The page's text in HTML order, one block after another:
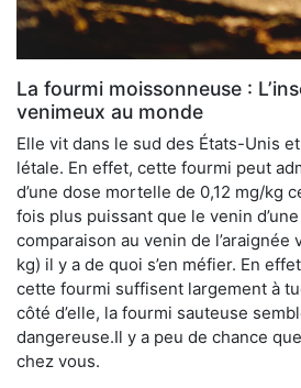
La fourmi moissonneuse :
venimeux au monde
Elle vit dans le sud des États-Unis
létale. En effet, cette fourmi peut
d’une dose mortelle de 0,12 mg/kg
fois plus puissant que le venin
comparaison au venin de l’araignée
kg) il y a de quoi s’en méfier. En
cette fourmi suffisent largement à
côté d’elle, la fourmi sauteuse
dangereuse.Il y a peu de chance
chez vous.